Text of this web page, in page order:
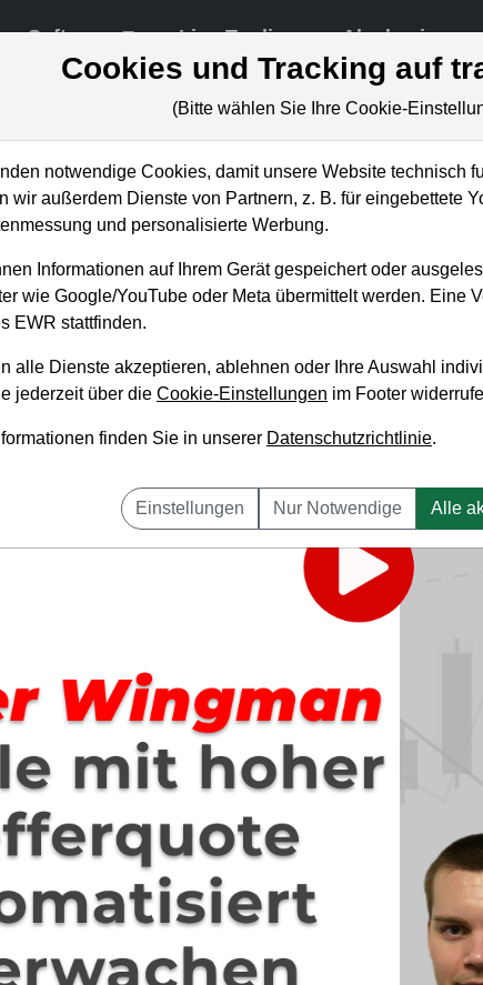
Software Live-Trading Akademie
- Signale mit hoher
Cookies und Tracking auf
(Bitte wählen Sie Ihre Cookie-
notwendige Cookies, damit unsere Website technisch
wir außerdem Dienste von Partnern, z. B. für eingebettete
und personalisierte Werbung.
Informationen auf Ihrem Gerät gespeichert oder
wie Google/YouTube oder Meta übermittelt werden. Eine
EWR stattfinden.
alle Dienste akzeptieren, ablehnen oder Ihre Auswahl
jederzeit über die Cookie-Einstellungen im Footer
finden Sie in unserer Datenschutzrichtlinie.
Einstellungen Nur Notwendige Alle